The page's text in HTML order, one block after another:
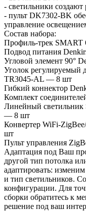
- светильники
- пульт DK7302-BK
управление
Состав набора:
Профиль-трек
Подвод питания
Угловой элемент 90°
Уголок регулируемый
TR3045-AL — 8 шт
Гибкий коннектор
Комплект
Линейный
— 8 шт
Конвертер WiFi-
шт
Пульт управления
Адаптация под Ваш
другой тип потолка
адаптировать:
и тип светильников.
конфигурации. Для
сборки обратитесь к
решение под ваш